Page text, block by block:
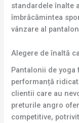
standardele înalte
îmbrăcămintea
vânzare al
Alegere de înaltă
Pantalonii de yoga
performanță
clientii care au
preturile angro
competitive,